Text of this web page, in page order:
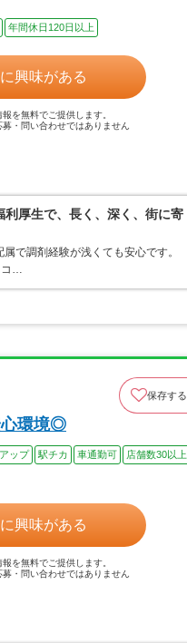
年間休日120日以上
興味がある
を無料でご提供します。
・問い合わせではありません
厚生で、長く、深く、街に寄
で調剤経験が浅くても安心です。
コ…
保存する
心環境◎
ップ 駅チカ 車通勤可
店舗数30以上
興味がある
を無料でご提供します。
・問い合わせではありません